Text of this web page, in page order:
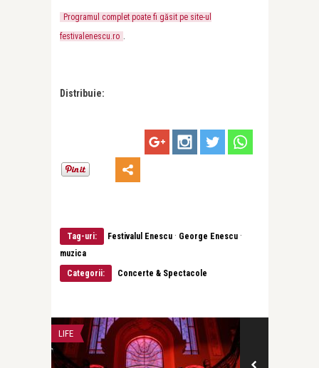
Programul complet poate fi găsit pe site-ul
festivalenescu.ro .
Distribuie:
Tag-uri: Festivalul Enescu · George Enescu ·
muzica
Categorii:
Concerte & Spectacole
LIFE